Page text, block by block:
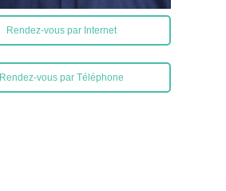
Rendez-vous par Internet
Rendez-vous par Téléphone